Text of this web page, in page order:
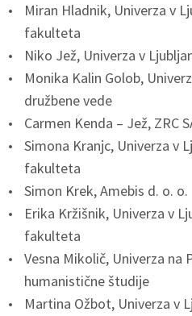
Miran Hladnik, Univerza v
fakulteta
Niko Jež, Univerza v
Monika Kalin Golob,
družbene vede
Carmen Kenda – Jež, ZRC
Simona Kranjc, Univerza v
fakulteta
Simon Krek, Amebis d. o. o.
Erika Kržišnik, Univerza v
fakulteta
Vesna Mikolič, Univerza
humanistične študije
Martina Ožbot, Univerza v